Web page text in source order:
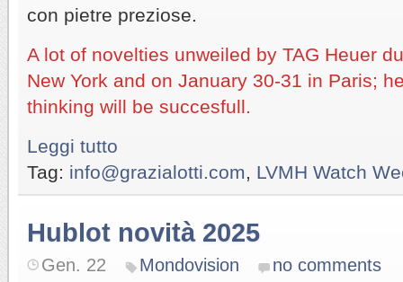
con pietre preziose.
A lot of novelties unweiled by TAG Heuer
New York and on January 30-31 in Paris;
thinking will be succesfull.
Leggi tutto
Tag: info@grazialotti.com LVMH Watch
Hublot novità 2025
Gen. 22 Mondovision no comments